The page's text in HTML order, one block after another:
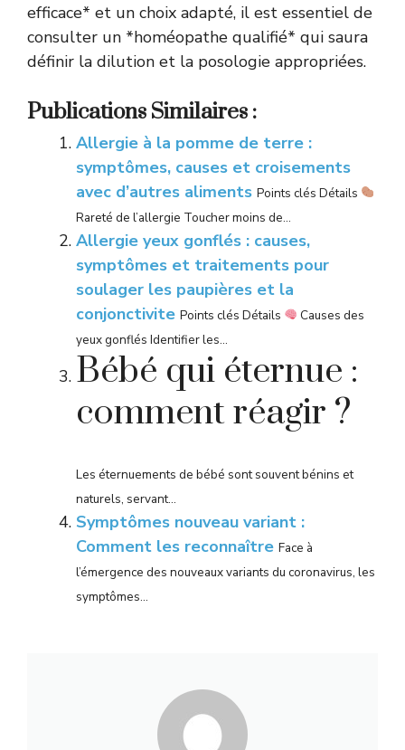
efficace* et un choix adapté, il est essentiel de
consulter un *homéopathe qualifié* qui saura
définir la dilution et la posologie appropriées.
Publications Similaires :
Allergie à la pomme de terre :
symptômes, causes et croisements
avec d’autres aliments Points clés Détails
Rareté de l’allergie Toucher moins de...
Allergie yeux gonflés : causes,
symptômes et traitements pour
soulager les paupières et la
conjonctivite Points clés Détails
Causes des
yeux gonflés Identifier les...
Bébé qui éternue :
comment réagir ?
Les éternuements de bébé sont souvent bénins et
naturels, servant...
Symptômes nouveau variant :
Comment les reconnaître Face à
l’émergence des nouveaux variants du coronavirus, les
symptômes...